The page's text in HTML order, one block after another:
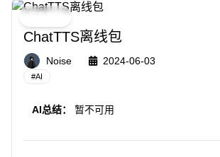
ChatTTS离线包
Noise 2024-06-03
#AI
AI总结： 暂不可用